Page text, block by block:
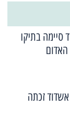
סיימה בתיקו
זכתה